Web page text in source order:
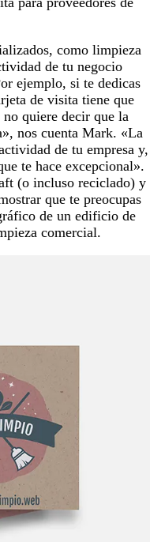
como limpieza
de tu negocio
ejemplo, si te dedicas
de visita tiene que
no quiere decir que la
nos cuenta Mark. «La
de tu empresa y,
te hace excepcional».
(o incluso reciclado) y
que te preocupas
de un edificio de
comercial.